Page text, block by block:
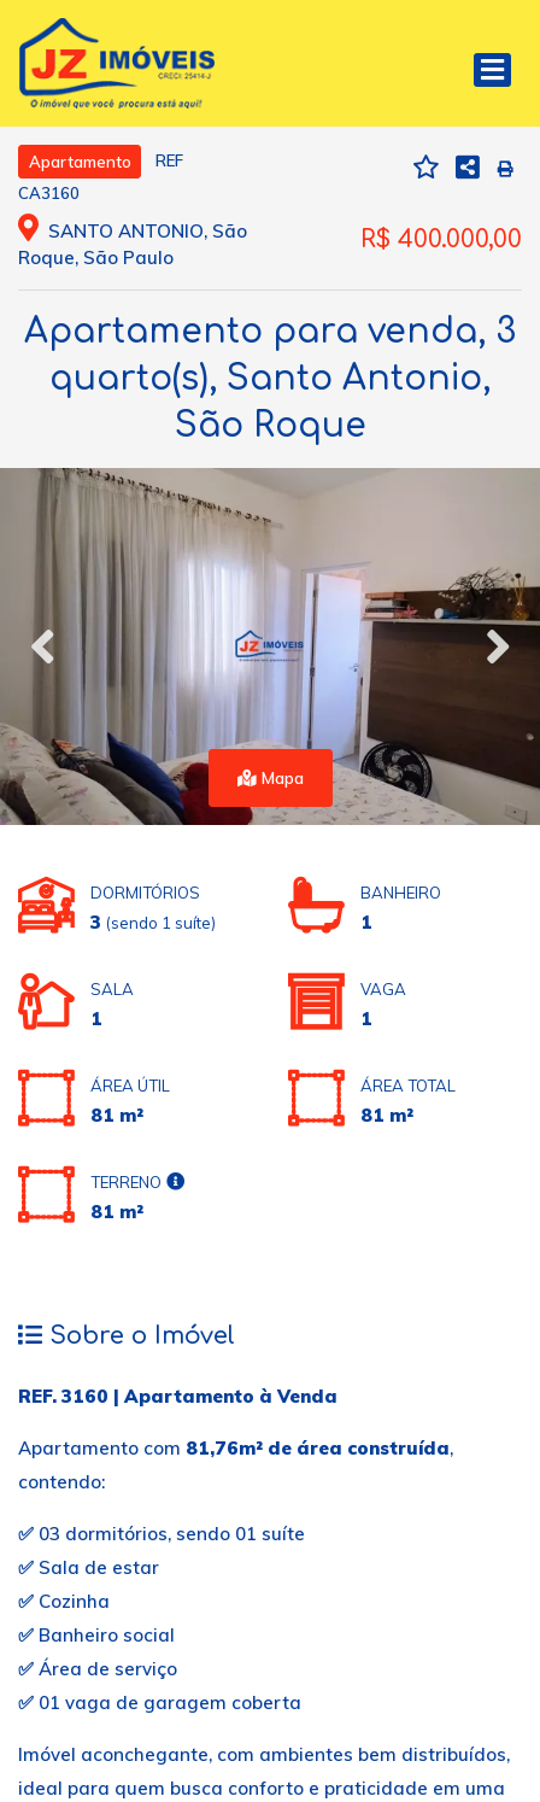
Apartamento
REF
CA3160
SANTO ANTONIO, São
Roque, São Paulo
R$ 400.000,00
Apartamento para venda, 3
quarto(s), Santo Antonio,
São Roque
Mapa
DORMITÓRIOS
3 (sendo 1 suíte)
BANHEIRO
1
SALA
1
VAGA
1
ÁREA ÚTIL
81 m²
ÁREA TOTAL
81 m²
TERRENO
81 m²
Sobre o Imóvel
REF. 3160 | Apartamento à Venda
Apartamento com 81,76m² de área construída,
contendo:
✅ 03 dormitórios, sendo 01 suíte
✅ Sala de estar
✅ Cozinha
✅ Banheiro social
✅ Área de serviço
✅ 01 vaga de garagem coberta
Imóvel aconchegante, com ambientes bem distribuídos,
ideal para quem busca conforto e praticidade em uma